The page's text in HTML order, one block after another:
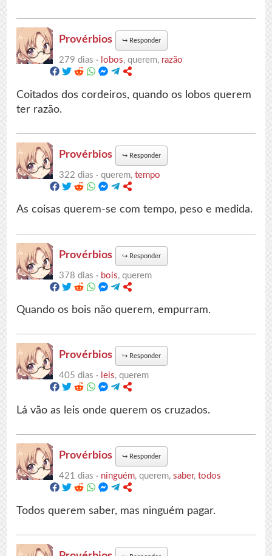
Provérbios ↪ Responder
279 dias · lobos, querem, razão
Coitados dos cordeiros, quando os lobos querem
ter razão.
Provérbios ↪ Responder
322 dias ·querem,tempo
As coisas querem-se com tempo, peso e medida.
Provérbios ↪ Responder
378 dias · bois, querem
Quando os bois não querem, empurram.
Provérbios ↪ Responder
405 dias · leis, querem
Lá vão as leis onde querem os cruzados.
Provérbios ↪ Responder
421 dias · ninguém, querem,saber,todos
Todos querem saber, mas ninguém pagar.